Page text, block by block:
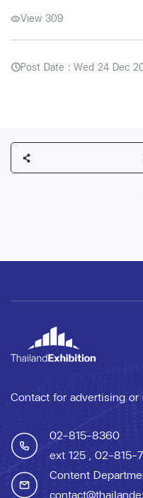
View 309
Post Date : Wed 24 Dec
Contact for advertising
02-815-8360
ext 125 , 02-815-
Content